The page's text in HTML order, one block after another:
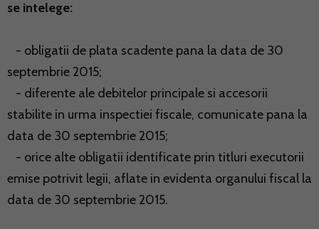
se intelege:
- obligatii de plata scadente pana la data de 30
septembrie 2015;
- diferente ale debitelor principale si accesorii
stabilite in urma inspectiei fiscale, comunicate pana la
data de 30 septembrie 2015;
- orice alte obligatii identificate prin titluri executorii
emise potrivit legii, aflate in evidenta organului fiscal la
data de 30 septembrie 2015.